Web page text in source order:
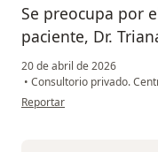
Se preocupa por
paciente, Dr.
20 de abril de 2026
• Consultorio privado.
en opinión del usuario Aydee
Reportar